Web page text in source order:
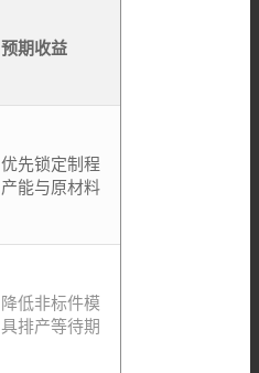
预期收益
优先锁定制程
产能与原材料
降低非标件模
具排产等待期